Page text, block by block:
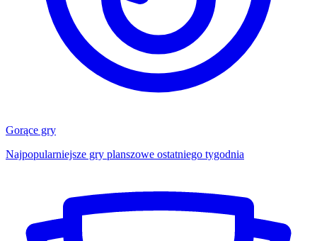
Gorące gry
Najpopularniejsze gry planszowe ostatniego tygodnia